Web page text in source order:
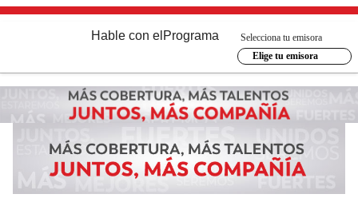
Hable con el Programa
Selecciona tu emisora
Elige tu emisora